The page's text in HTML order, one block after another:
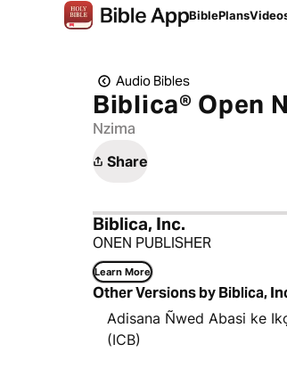
BiblePlans
Audio Bibles
Biblica® Open
Nzima
Share
Biblica, Inc.
ONEN PUBLISHER
Learn More
Other Versions by Biblica,
Adisana Ñwed Abasi ke
(ICB)